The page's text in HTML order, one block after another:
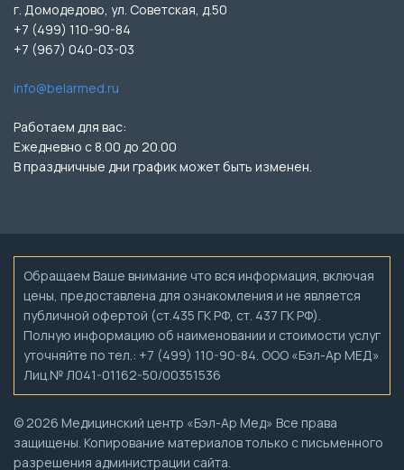
г. Домодедово, ул. Советская, д.50
+7 (499) 110-90-84
+7 (967) 040-03-03
info@belarmed.ru
Работаем для вас:
Ежедневно с 8.00 до 20.00
В праздничные дни график может быть изменен.
Обращаем Ваше внимание что вся информация, включая
цены, предоставлена для ознакомления и не является
публичной офертой (ст.435 ГК РФ, ст. 437 ГК РФ).
Полную информацию об наименовании и стоимости услуг
уточняйте по тел.: +7 (499) 110-90-84. ООО «Бэл-Ар МЕД»
Лиц.№ Л041-01162-50/00351536
© 2026 Медицинский центр «Бэл-Ар Мед» Все права
защищены. Копирование материалов только с письменного
разрешения администрации сайта.